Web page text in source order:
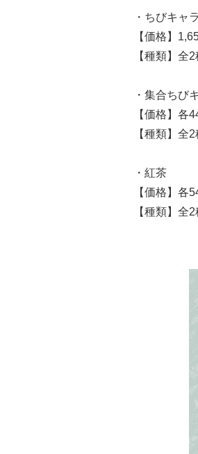
・ちびキャ
【価格】
【種類】全
・集合ちび
【価格】各
【種類】全
・紅茶
【価格】各
【種類】全